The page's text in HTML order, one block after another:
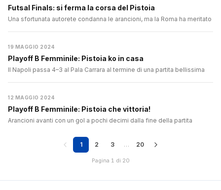
Futsal Finals: si ferma la corsa del Pistoia
Una sfortunata autorete condanna le arancioni, ma la Roma ha meritato
19 MAGGIO 2024
Playoff B Femminile: Pistoia ko in casa
Il Napoli passa 4–3 al Pala Carrara al termine di una partita bellissima
12 MAGGIO 2024
Playoff B Femminile: Pistoia che vittoria!
Arancioni avanti con un gol a pochi decimi dalla fine della partita
1 2 3 … 20
Pagina 1 di 20